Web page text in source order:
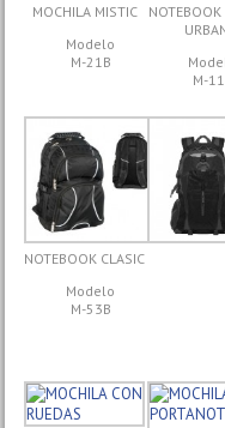
MOCHILA MISTIC
Modelo
M-21B
NOTEBOOK
M-
NOTEBOOK CLASIC
Modelo
M-53B